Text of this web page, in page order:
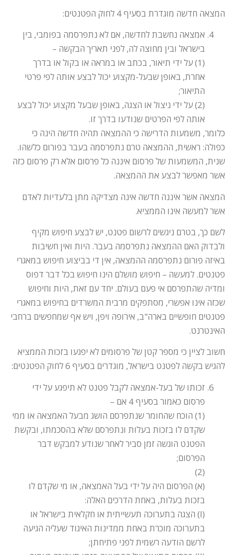
המצאה חדשה מוגדרת בסעיף 4 לחוק הפטנטים:
אמצאה נחשבת לחדשה, אם לא נתפרסמה בפומבי, בין
בישראל ובין מחוצה לה, לפני תאריך הבקשה –
(1) על ידי תיאור, בכתב או במראה או בקול או בדרך
אחרת, באופן שבעל-מקצוע יכול לבצע אותה לפי פרטי
התיאור;
(2) על ידי ניצול או הצגה, באופן שבעל מקצוע יכול לבצע
אותה לפי הפרטים שנודעו בדרך זו.
כלומר, משמעות הדרישה כי ההמצאה תהיה חדשה הינה כי
כפולה: ראשית, ההמצאה טרם נתפרסמה בעבר בפורום כלשהו.
שנית, המשמעות של פרסום איננה כל פרסום אלא רק פרסום כזה
אשר מאפשר לבצע את ההמצאה.
המצאה אשר איננה חדשה אינה מצדיקה מתן בלעדיות לאדם
אשר למעשה אינו הממציא.
לשם כך, בטרם ניגשים לרשום פטנט, יש לבצע חיפוש מקיף
ולבדוק האם ההמצאה נתפרסמה בעבר. היות ואין חשיבות
באיזה פורום נתפרסמה ההמצאה, אין די בביצוע חיפוש במאגרי
פטנטים. למעשה – חיפוש מושלם הינו חיפוש בכל דבר דפוס
ומדיה שהתפרסם אי פעם בעולם. יחד עם זאת, היות וחיפוש
שכזה אינו אפשרי, מסתפקים מרבית המשרדים בחיפוש במאגרי
פטנטים חופשיים בארה"ב, אירופה ויפן, ויש אף שמחפשים ברחבי
האינטרנט.
חשוב לציין כי מספר קטן של פרסומים לא יפגעו בזכות הממציא
להגיש בקשה לפטנט בישראל, מוגדרים בסעיף 6 לחוק הפטנטים:
זכותו של בעל-אמצאה לקבל פטנט לא תיפגע על ידי
פרסום כאמור בסעיף 4 אם –
(1) הוכח שהחומר שנתפרסם הושג מבעל האמצאה או ממי
שקדם לו בזכות בעלות ונתפרסם שלא בהסכמתו, ובקשת
הפטנט הוגשה זמן סביר לאחר שנודע למבקש דבר
הפרסום;
(2)
(א) הפרסום היה על ידי בעל האמצאה, או מי שקדם לו
בזכות בעלות, באחת הדרכים האלה:
(I) הצגה בתערוכה תעשייתית או חקלאית בישראל או
בתערוכה מוכרת באחת ממדינות האיגוד שעליה הגיעה
לרשם הודעה רשמית לפני פתיחתן;